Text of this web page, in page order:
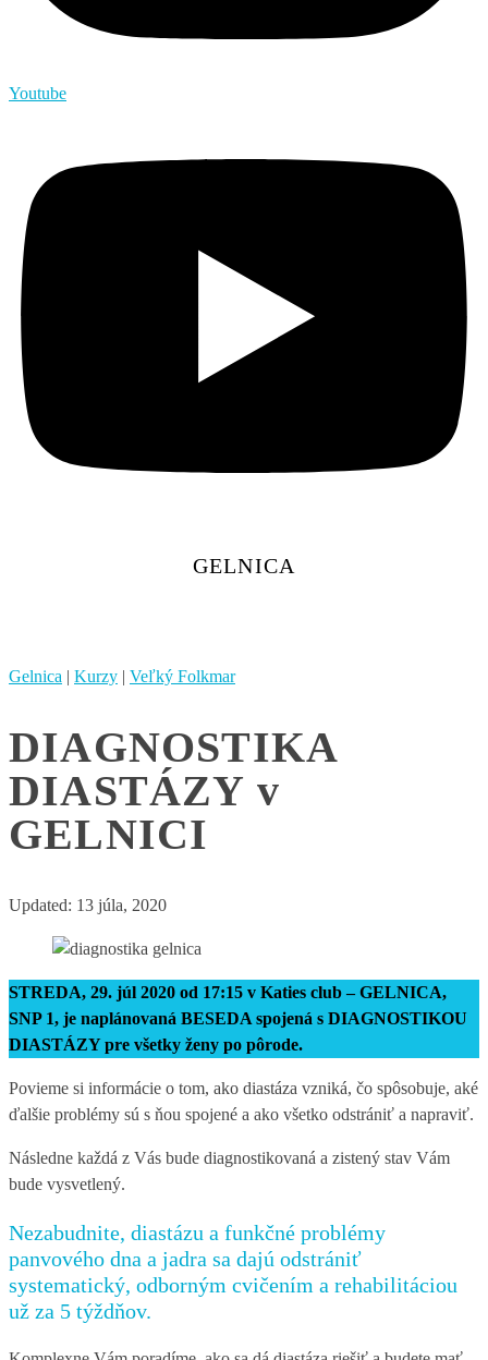
Youtube
GELNICA
Gelnica | Kurzy | Veľký Folkmar
DIAGNOSTIKA
DIASTÁZY v
GELNICI
Updated: 13 júla, 2020
STREDA, 29. júl 2020 od 17:15 v Katies club – GELNICA,
SNP 1, je naplánovaná BESEDA spojená s DIAGNOSTIKOU
DIASTÁZY pre všetky ženy po pôrode.
Povieme si informácie o tom, ako diastáza vzniká, čo spôsobuje, aké
ďalšie problémy sú s ňou spojené a ako všetko odstrániť a napraviť.
Následne každá z Vás bude diagnostikovaná a zistený stav Vám
bude vysvetlený.
Nezabudnite, diastázu a funkčné problémy
panvového dna a jadra sa dajú odstrániť
systematický, odborným cvičením a rehabilitáciou
už za 5 týždňov.